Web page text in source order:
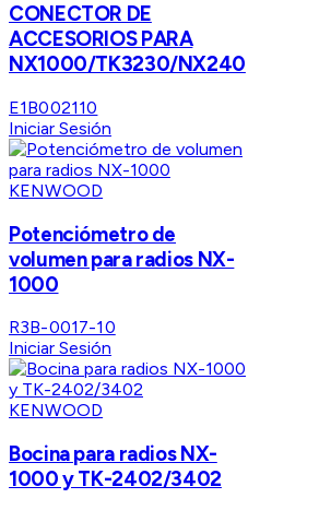
CONECTOR DE
ACCESORIOS PARA
NX1000/TK3230/NX240
E1B002110
Iniciar Sesión
KENWOOD
Potenciómetro de
volumen para radios NX-
1000
R3B-0017-10
Iniciar Sesión
KENWOOD
Bocina para radios NX-
1000 y TK-2402/3402